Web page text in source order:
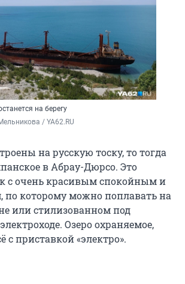
на берегу
/ YA62.RU
на русскую тоску, то тогда
в Абрау-Дюрсо. Это
с очень красивым спокойным и
по которому можно поплавать на
или стилизованном под
Озеро охраняемое,
с приставкой «электро».